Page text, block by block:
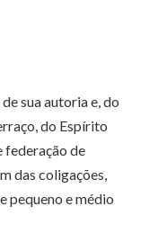
sua autoria e, do
do Espírito
federação de
das coligações,
pequeno e médio